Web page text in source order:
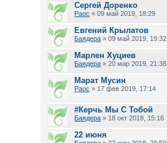
Сергей Доренко
Раос » 09 май 2019, 18:29
Евгений Крылатов
Баядера » 09 май 2019, 19:32
Марлен Хуциев
Баядера » 20 мар 2019, 21:38
Марат Мусин
Раос » 17 фев 2019, 17:14
#Керчь Мы С Тобой
Баядера » 18 окт 2018, 15:16
22 июня